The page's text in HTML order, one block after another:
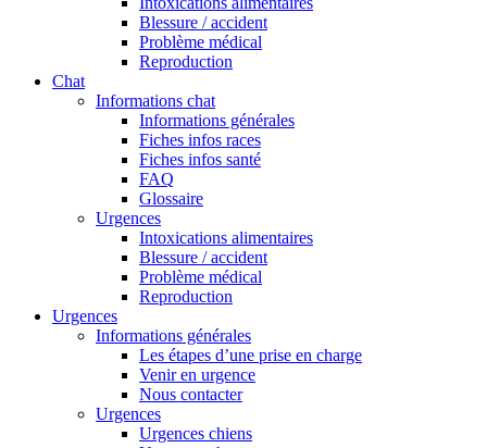
Blessure / accident
Problème médical
Reproduction
Chat
Informations chat
Informations générales
Fiches infos races
Fiches infos santé
FAQ
Glossaire
Urgences
Intoxications alimentaires
Blessure / accident
Problème médical
Reproduction
Urgences
Informations générales
Les étapes d’une prise en charge
Venir en urgence
Nous contacter
Urgences
Urgences chiens